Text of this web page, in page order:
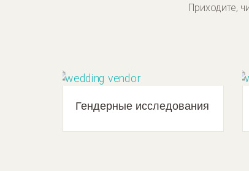
Приходите,
Гендерные исследования